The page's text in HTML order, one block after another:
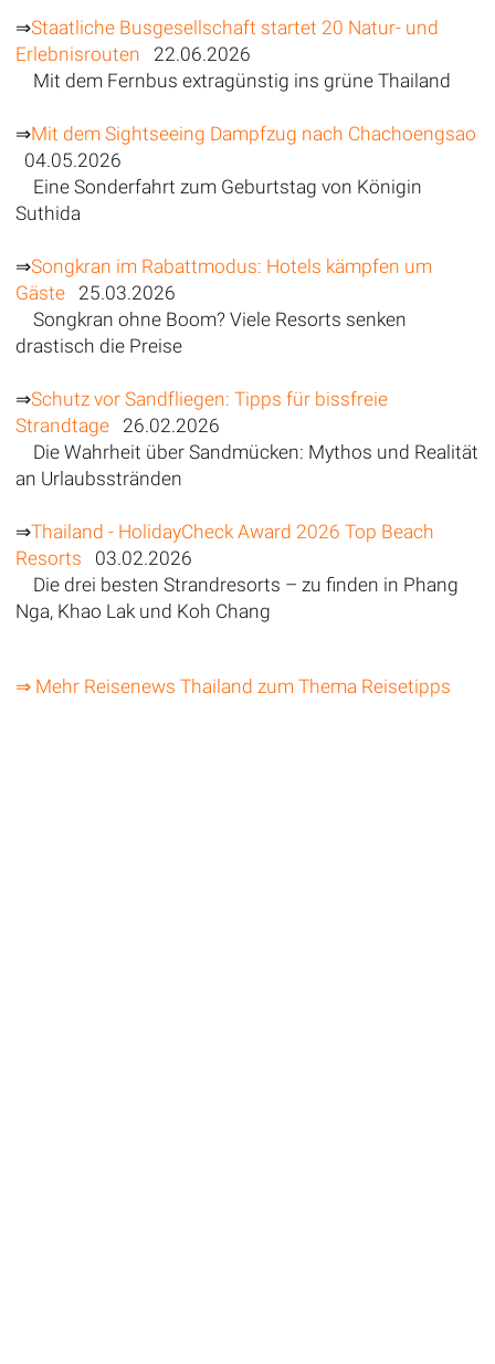
⇒Staatliche Busgesellschaft startet 20 Natur- und
Erlebnisrouten 22.06.2026
Mit dem Fernbus extragünstig ins grüne Thailand
⇒Mit dem Sightseeing Dampfzug nach Chachoengsao
04.05.2026
Eine Sonderfahrt zum Geburtstag von Königin
Suthida
⇒Songkran im Rabattmodus: Hotels kämpfen um
Gäste25.03.2026
Songkran ohne Boom? Viele Resorts senken
drastisch die Preise
⇒Schutz vor Sandfliegen: Tipps für bissfreie
Strandtage26.02.2026
Die Wahrheit über Sandmücken: Mythos und Realität
an Urlaubsstränden
⇒Thailand - HolidayCheck Award 2026 Top Beach
Resorts 03.02.2026
Die drei besten Strandresorts – zu finden in Phang
Nga, Khao Lak und Koh Chang
⇒ Mehr Reisenews Thailand zum Thema Reisetipps